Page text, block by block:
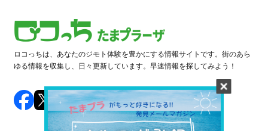
ロコっちは、あなたのジモト体験を豊かにする情報サイトです。街のあら
ゆる情報を収集し、日々更新しています。早速情報を探してみよう！
©️ 2024 LOCOTCH. All Rights Reserved.